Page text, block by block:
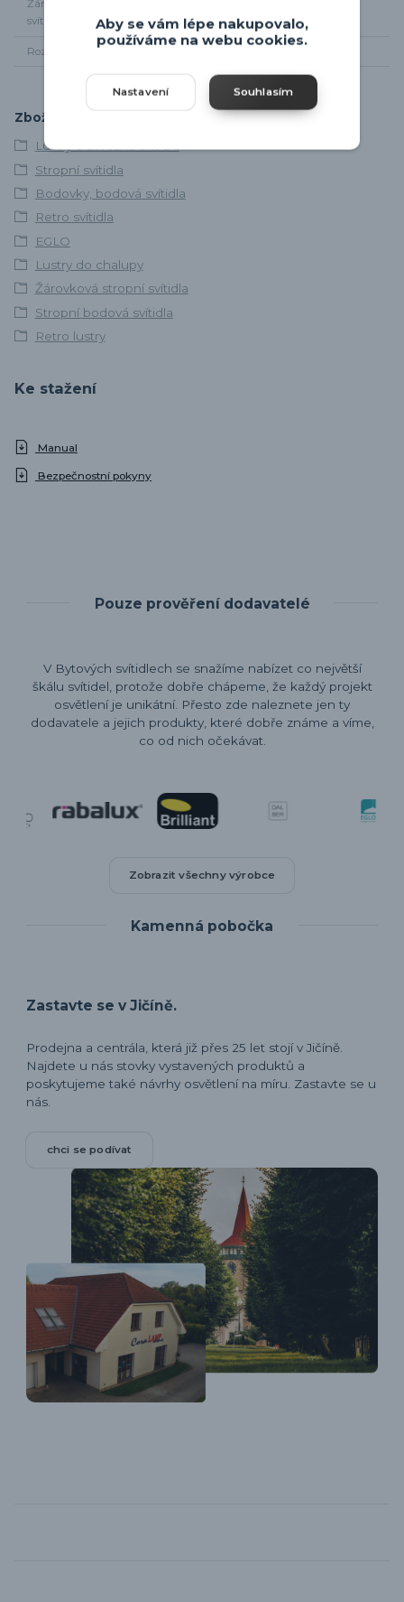
Žárovky součástí
svítidla
Rozměr svítidla
Zboží zařazeno v kategoriích
Lustry a závěsná svítidla
Stropní svítidla
Bodovky, bodová svítidla
Retro svítidla
EGLO
Lustry do chalupy
Žárovková stropní svítidla
Stropní bodová svítidla
Retro lustry
Ke stažení
Manual
Bezpečnostní pokyny
Pouze prověření dodavatelé
V Bytových svítidlech se snažíme nabízet co největší
škálu svítidel, protože dobře chápeme, že každý projekt
osvětlení je unikátní. Přesto zde naleznete jen ty
dodavatele a jejich produkty, které dobře známe a víme,
co od nich očekávat.
Zobrazit všechny výrobce
Kamenná pobočka
Zastavte se v Jičíně.
Prodejna a centrála, která již přes 25 let stojí v Jičíně.
Najdete u nás stovky vystavených produktů a
poskytujeme také návrhy osvětlení na míru. Zastavte se u
nás.
chci se podívat
Aby se vám lépe nakupovalo,
používáme na webu cookies.
Nastavení Souhlasím